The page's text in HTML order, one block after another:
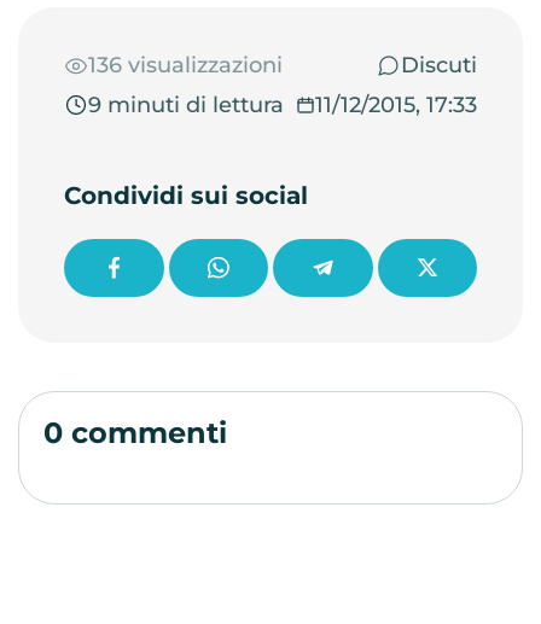
136 visualizzazioni
Discuti
9 minuti di lettura
11/12/2015, 17:33
Condividi sui social
0 commenti